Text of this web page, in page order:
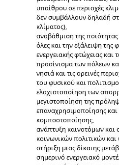
υπαίθρου σε περιοχές
δεν συμβάλλουν δηλαδή
κλίματος),
αναβάθμιση της ποιότητας
όλες και την εξάλειψη της
ενεργειακής φτώχειας και
πρασίνισμα των πόλεων
νησιά και τις ορεινές
του φυσικού και
ελαχιστοποίηση των
μεγιστοποίηση της
επαναχρησιμοποίησης
κομποστοποίησης,
ανάπτυξη καινοτόμων και
κοινωνικών πολιτικών
στήριξη μιας δίκαιης
σημερινό ενεργειακό